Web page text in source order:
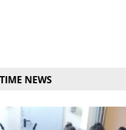
NEWS